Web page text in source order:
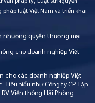
pháp luật Việt Nam và triển khai
nhượng quyền thương mại
cho doanh nghiệp Việt
cho các doanh nghiệp Việt
Tiêu biểu như Công ty CP Tập
Viễn thông Hải Phòng